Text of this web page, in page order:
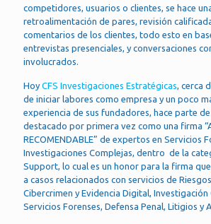
competidores, usuarios o clientes, se hace
retroalimentación de pares, revisión
comentarios de los clientes, todo esto en
entrevistas presenciales, y conversaciones
involucrados.
Hoy CFS Investigaciones Estratégicas, cerca
de iniciar labores como empresa y un poco
experiencia de sus fundadores, hace parte de
destacado por primera vez como una firma
RECOMENDABLE” de expertos en Servicios
Investigaciones Complejas, dentro de la
Support, lo cual es un honor para la firma
a casos relacionados con servicios de
Cibercrimen y Evidencia Digital, Investigación
Servicios Forenses, Defensa Penal, Litigios y